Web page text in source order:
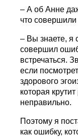
– А об Анне
что
– Вы знаете, я
совершил
встречаться.
если
здорового
которая
неправильно.
Поэтому я
как ошибку,